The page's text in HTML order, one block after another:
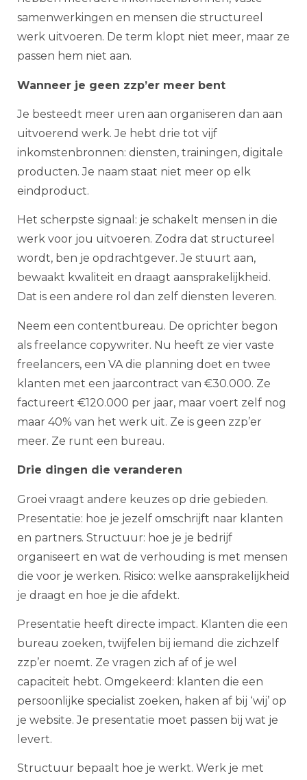
samenwerkingen en mensen die structureel
werk uitvoeren. De term klopt niet meer, maar ze
passen hem niet aan.
Wanneer je geen zzp’er meer bent
Je besteedt meer uren aan organiseren dan aan
uitvoerend werk. Je hebt drie tot vijf
inkomstenbronnen: diensten, trainingen, digitale
producten. Je naam staat niet meer op elk
eindproduct.
Het scherpste signaal: je schakelt mensen in die
werk voor jou uitvoeren. Zodra dat structureel
wordt, ben je opdrachtgever. Je stuurt aan,
bewaakt kwaliteit en draagt aansprakelijkheid.
Dat is een andere rol dan zelf diensten leveren.
Neem een contentbureau. De oprichter begon
als freelance copywriter. Nu heeft ze vier vaste
freelancers, een VA die planning doet en twee
klanten met een jaarcontract van €30.000. Ze
factureert €120.000 per jaar, maar voert zelf nog
maar 40% van het werk uit. Ze is geen zzp’er
meer. Ze runt een bureau.
Drie dingen die veranderen
Groei vraagt andere keuzes op drie gebieden.
Presentatie: hoe je jezelf omschrijft naar klanten
en partners. Structuur: hoe je je bedrijf
organiseert en wat de verhouding is met mensen
die voor je werken. Risico: welke aansprakelijkheid
je draagt en hoe je die afdekt.
Presentatie heeft directe impact. Klanten die een
bureau zoeken, twijfelen bij iemand die zichzelf
zzp’er noemt. Ze vragen zich af of je wel
capaciteit hebt. Omgekeerd: klanten die een
persoonlijke specialist zoeken, haken af bij ‘wij’ op
je website. Je presentatie moet passen bij wat je
levert.
Structuur bepaalt hoe je werkt. Werk je met